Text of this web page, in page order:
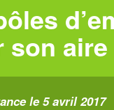
son
le 5 avril 2017